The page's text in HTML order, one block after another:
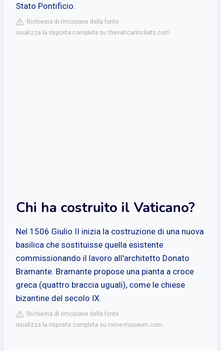
Stato Pontificio.
Richiesta di rimozione della fonte
isualizza la risposta completa su thevaticantickets.com
Chi ha costruito il Vaticano?
Nel 1506 Giulio II inizia la costruzione di una nuova
basilica che sostituisse quella esistente
commissionando il lavoro all'architetto Donato
Bramante. Bramante propose una pianta a croce
greca (quattro braccia uguali), come le chiese
bizantine del secolo IX.
Richiesta di rimozione della fonte
isualizza la risposta completa su rome-museum.com